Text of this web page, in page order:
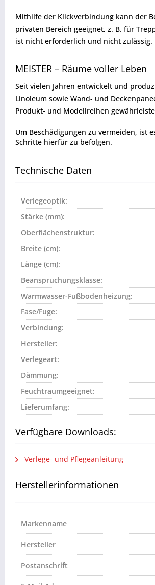
Mithilfe der Klickverbindung kann der
privaten Bereich geeignet, z. B. für
ist nicht erforderlich und nicht zulässig.
MEISTER – Räume voller Leben
Seit vielen Jahren entwickelt und
Linoleum sowie Wand- und
Produkt- und Modellreihen
Um Beschädigungen zu vermeiden, ist
Schritte hierfür zu befolgen.
Technische Daten
Verlegeoptik:
Stärke (mm):
Oberflächenstruktur:
Breite (cm):
Länge (cm):
Beanspruchungsklasse:
Warmwasser-Fußbodenheizung:
Fase/Fuge:
Verbindung:
Hersteller:
Verlegeart:
Dämmung:
Feuchtraumgeeignet:
Lieferumfang:
Verfügbare Downloads:
Verlege- und Pflegeanleitung
Herstellerinformationen
Markenname
Hersteller
Postanschrift